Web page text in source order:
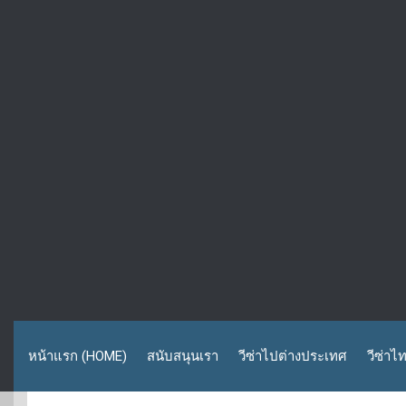
หน้าแรก (HOME) สนับสนุนเรา วีซ่าไปต่างประเทศ วีซ่าไ